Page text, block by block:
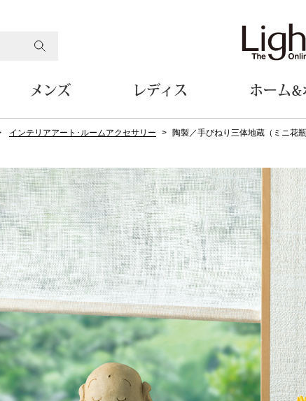
メンズ
ルーム･アンダーウェア
ルームウェア／パジャマ
アンダーウェア
その他
バッグ
トートバッグ
ハンドバッグ
ショルダーバッグ
ブリーフケース
クラッチバッグ
ボディバッグ
財布／小物
財布／コインケース
革小物
ポーチ
その他
ウオッチ／ア
ウオッチ
ネックレス
ブレスレット
その他
レディス
ボトムス
スカート
パンツ／スラックス
ワイド･ガウチョパンツ
レギンス／スパッツ
ショート･クロップドパンツ
その他
ルーム･アンダーウェア
ルームウェア／パジャマ
アンダーウェア
その他
シューズ
スリップオン
レースアップ
パンプス
スニーカー
ブーツ
サンダル
その他
財布／小物
財布／コインケース
革小物
ホーム&
キッチン･テーブルウェア
テーブルウェア
調理器具
キッチン雑貨
その他
家電
生活家電
キッチン家電
AV機器
その他
美術･工芸品
メイクアップ
フレグランス
その他
定期便
頒布会
インテリアアート･ルームアクセサリー 陶製／手びねり三体地蔵（ミニ花瓶